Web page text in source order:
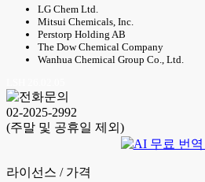
LG Chem Ltd.
Mitsui Chemicals, Inc.
Perstorp Holding AB
The Dow Chemical Company
Wanhua Chemical Group Co., Ltd.
02-2025-2992
(주말 및 공휴일 제외)
라이선스 / 가격